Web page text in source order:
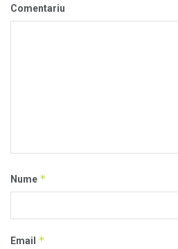
Comentariu
Nume *
Email *